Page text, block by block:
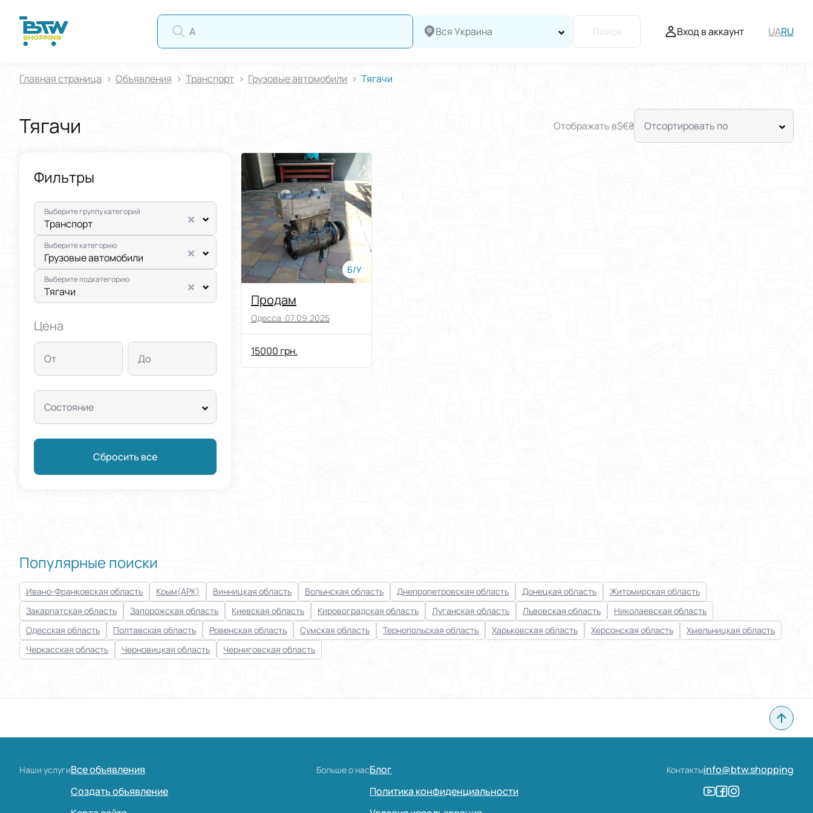
АВ Вся Украина Поиск Вход в аккаунт UARU
Главная страница Oбъявления Транспорт Грузовые автомобили Тягачи
Тягачи Отображать в$€₴ Отсортировать по
Фильтры
Выберите группу категорий
Транспорт
Выберите категорию
Грузовые автомобили
Выберите подкатегорию
Тягачи
Цена
От До
Состояние
Сбросить все
Б/У
Продам
Одесса ·07.09.2025
15000 грн.
Популярные поиски
Ивано-Франковская область Крым(АРК) Винницкая область Волынская область Днепропетровская область Донецкая область
Житомирская область
Закарпатская область
Запорожская область Киевская область Кировоградская область Луганская область Львовская область
Николаевская область
Одесская область
Полтавская область Ровенская область Сумская область Тернопольская область Харьковская область Херсонская область
Хмельницкая область
Черкасская область
Черновицкая область Черниговская область
Наши услугиВсе объявления
Создать объявление
Больше о насБлог
Политика конфиденциальности
Контактыinfo@btw.shopping